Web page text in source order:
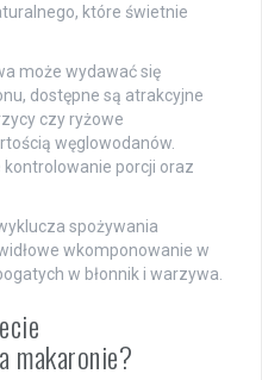
które świetnie
może wydawać się
dostępne są atrakcyjne
czy ryżowe
węglowodanów.
porcji oraz
spożywania
wkomponowanie w
w błonnik i warzywa.
makaronie?